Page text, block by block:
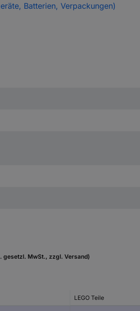
Batterien, Verpackungen)
gesetzl. MwSt., zzgl. Versand)
LEGO Teile